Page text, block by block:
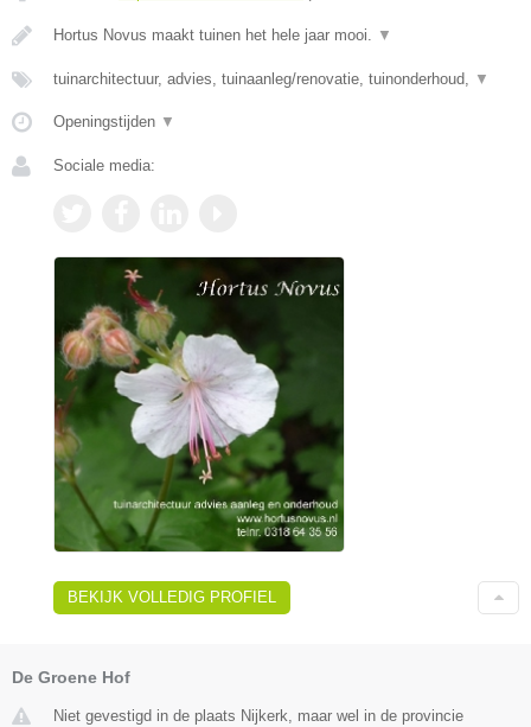
Hortus Novus maakt tuinen het hele jaar mooi. ▼
tuinarchitectuur, advies, tuinaanleg/renovatie, tuinonderhoud, ▼
Openingstijden ▼
Sociale media:
BEKIJK VOLLEDIG PROFIEL
De Groene Hof
Niet gevestigd in de plaats Nijkerk, maar wel in de provincie